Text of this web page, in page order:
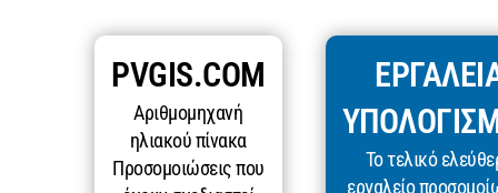
PVGIS.COM
Αριθμομηχανή
ηλιακού πίνακα
Προσομοιώσεις που
Το τελικό
εργαλείο